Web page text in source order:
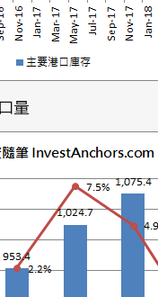
量